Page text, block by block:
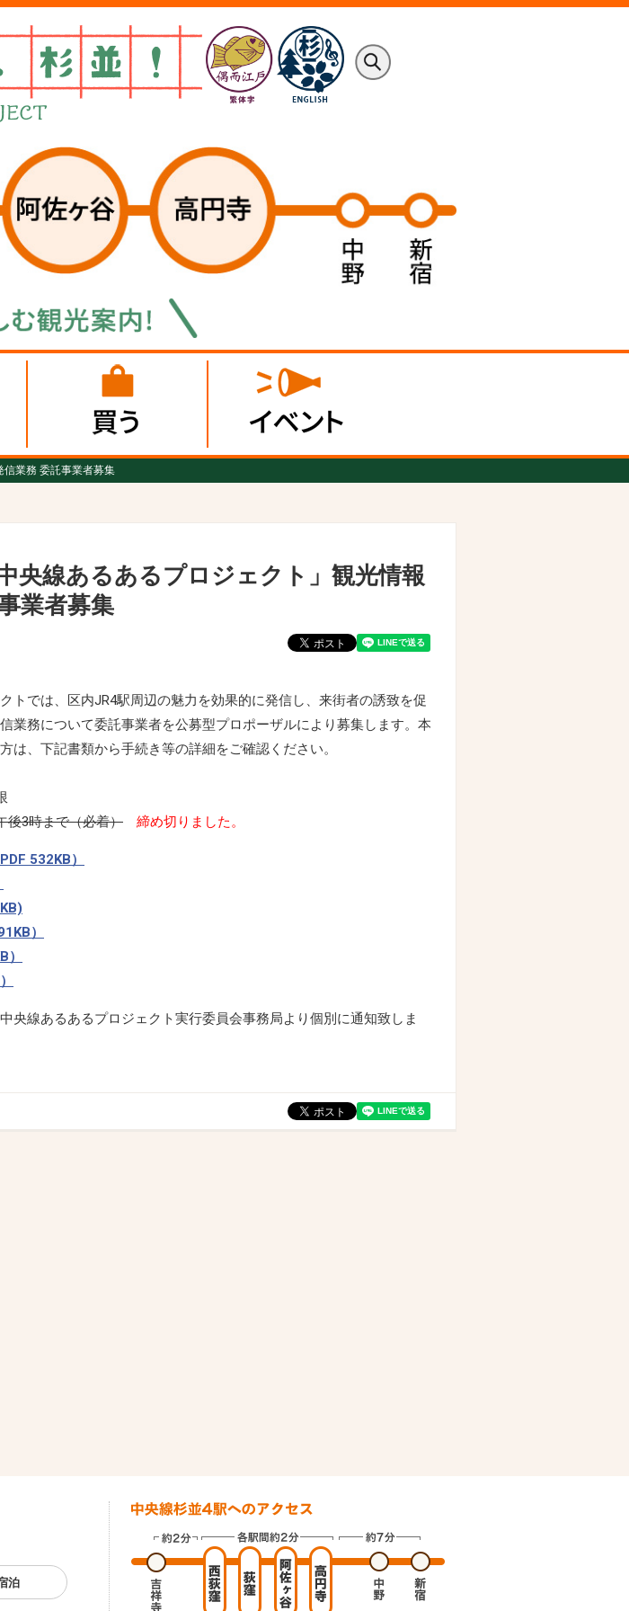
業務 委託事業者募集
央線あるあるプロジェクト」観光情報
業者募集
トでは、区内JR4駅周辺の魅力を効果的に発信し、来街者の誘致を促
業務について委託事業者を公募型プロポーザルにより募集します。本
は、下記書類から手続き等の詳細をご確認ください。
後3時まで（必着）
締め切りました。
532KB）
）
央線あるあるプロジェクト実行委員会事務局より個別に通知致しま
泊